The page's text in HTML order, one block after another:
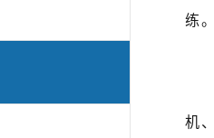
练。
机